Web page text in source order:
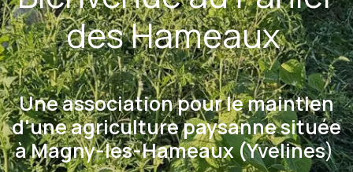
des Hameaux
Une association pour le maintien
d'une agriculture paysanne située
à Magny-les-Hameaux (Yvelines)